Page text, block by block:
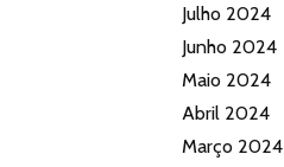
Julho 2024
Junho 2024
Maio 2024
Abril 2024
Março 2024